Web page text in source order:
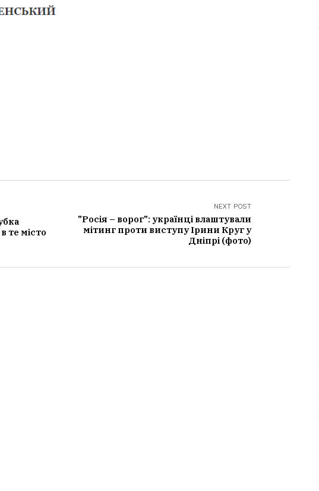
те місто
NEXT POST
"Росія – ворог": українці влаштували
мітинг проти виступу Ірини Круг у
Дніпрі (фото)